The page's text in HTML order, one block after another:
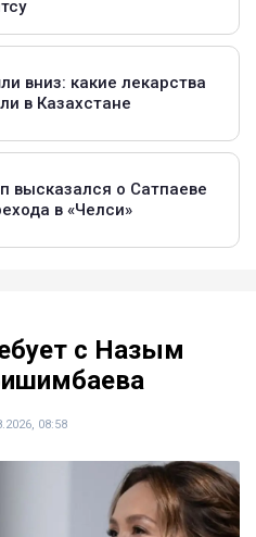
с Назым
08:58